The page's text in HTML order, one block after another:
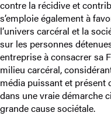
contre la récidive et
s’emploie également à
l’univers carcéral et la
sur les personnes
entreprise à consacrer sa
milieu carcéral,
média puissant et présent
dans une vraie démarche
grande cause sociétale.